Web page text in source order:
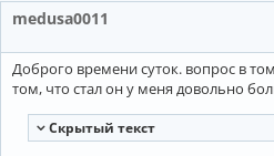
к
и
е
та
и
medusa0011
Доброго времени суток. вопрос в
том, что стал он у меня довольно
Cкрытый текст